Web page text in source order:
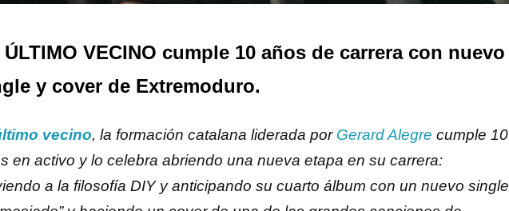
ÚLTIMO VECINO cumple 10 años de carrera con nuevo
y cover de Extremoduro.
vecino, la formación catalana liderada por Gerard Alegre cumple 10
en activo y lo celebra abriendo una nueva etapa en su carrera:
a la filosofía DIY y anticipando su cuarto álbum con un nuevo single